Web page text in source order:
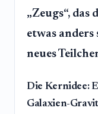
„Zeugs“, das
etwas anders
neues
Die Kernidee:
Galaxien-